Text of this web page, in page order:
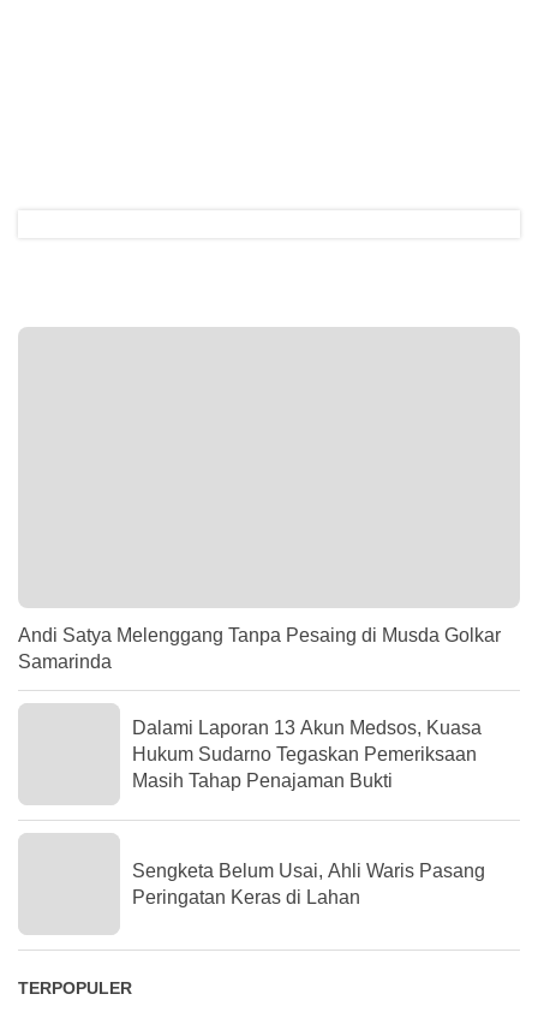
Andi Satya Melenggang Tanpa Pesaing di Musda Golkar
Samarinda
Dalami Laporan 13 Akun Medsos, Kuasa
Hukum Sudarno Tegaskan Pemeriksaan
Masih Tahap Penajaman Bukti
Sengketa Belum Usai, Ahli Waris Pasang
Peringatan Keras di Lahan
TERPOPULER